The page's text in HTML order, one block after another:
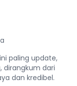
paling update,
dirangkum dari
dan kredibel.